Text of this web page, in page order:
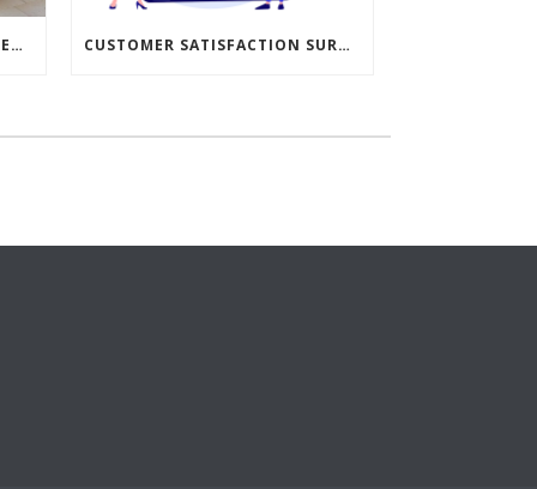
🚗ACP TRADUCTERA SUPPORTED THE JINDŘICHŮV HRADEC SOCIAL SERVICES CENTER! 🚗 CUSTOMER SATISFACTION SURVEY